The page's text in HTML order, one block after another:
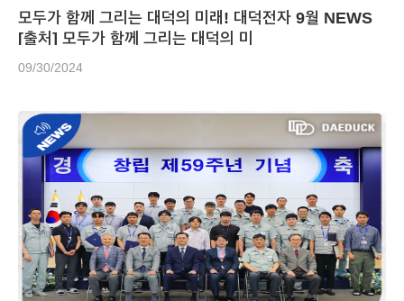
모두가 함께 그리는 대덕의 미래! 대덕전자 9월 NEWS
[출처] 모두가 함께 그리는 대덕의 미
09/30/2024